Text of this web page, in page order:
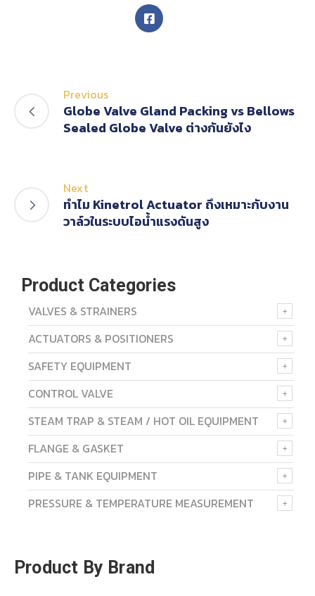
Previous
Globe Valve Gland Packing vs Bellows
Sealed Globe Valve ต่างกันยังไง
Next
ทำไม Kinetrol Actuator ถึงเหมาะกับงาน
วาล์วในระบบไอน้ำแรงดันสูง
Product Categories
VALVES & STRAINERS
ACTUATORS & POSITIONERS
SAFETY EQUIPMENT
CONTROL VALVE
STEAM TRAP & STEAM / HOT OIL EQUIPMENT
FLANGE & GASKET
PIPE & TANK EQUIPMENT
PRESSURE & TEMPERATURE MEASUREMENT
Product By Brand